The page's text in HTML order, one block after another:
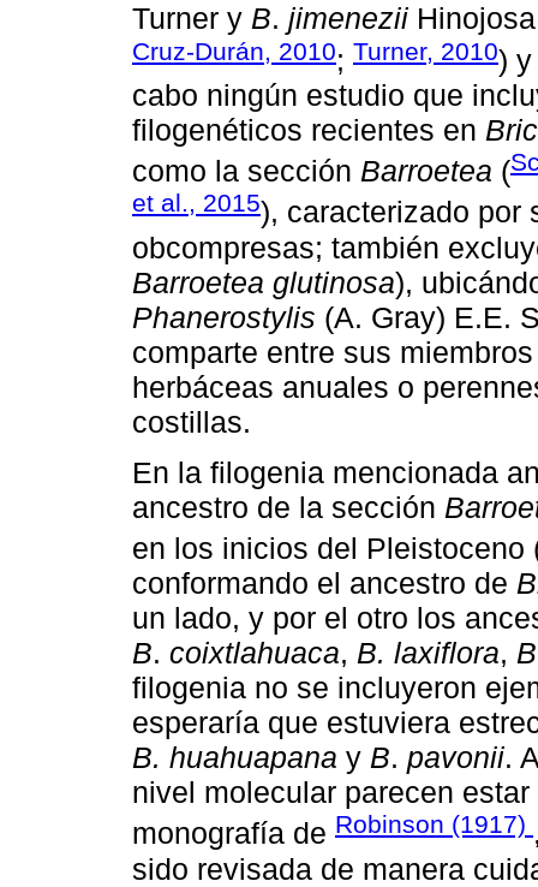
Turner y B. jimenezii
Cruz-Durán, 2010; Turner, 2010)
cabo ningún estudio que
filogenéticos recientes en
como la sección Barroetea (
et al., 2015), caracterizado por
obcompresas; también
Barroetea glutinosa),
Phanerostylis (A. Gray) E.E.
comparte entre sus
herbáceas anuales o
costillas.
En la filogenia mencionada
ancestro de la sección
en los inicios del Pleistoceno
conformando el ancestro de
un lado, y por el otro los
B. coixtlahuaca, B. laxiflora,
filogenia no se incluyeron
esperaría que estuviera
B. huahuapana y B. pavonii.
nivel molecular parecen
monografía de Robinson (1917)
sido revisada de manera